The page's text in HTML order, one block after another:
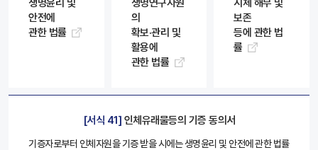
생명윤리 및
안전에
관한 법률
생명연구자원
의
확보·관리 및
활용에
관한 법률
시체 해부 및
보존
등에 관한 법
률
[서식 41] 인체유래물등의 기증 동의서
기증자로부터 인체자원을 기증 받을 시에는 생명윤리 및 안전에 관한 법률